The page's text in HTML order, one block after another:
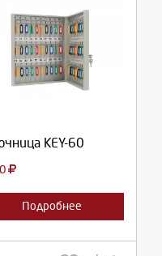
KEY-60
Подробнее
количество: